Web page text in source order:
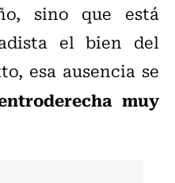
sino que está
el bien del
esa ausencia se
muy